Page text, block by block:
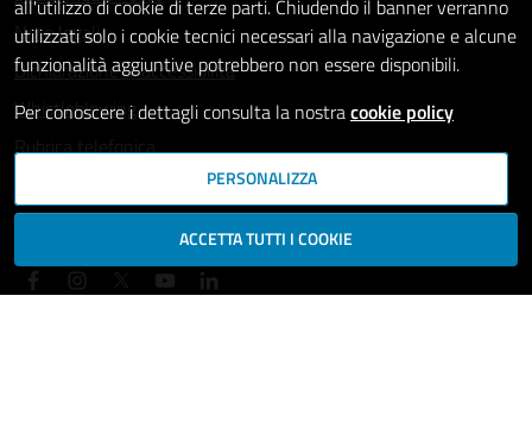
Note legali
Dichiarazione di accessibilità
Whistleblowing
Rubrica telefonica
SEGUICI SU
all'utilizzo di cookie di terze parti. Chiudendo il banner verranno
utilizzati solo i cookie tecnici necessari alla navigazione e alcune
funzionalità aggiuntive potrebbero non essere disponibili.
Per conoscere i dettagli consulta la nostracookie policy
PERSONALIZZA
ACCETTA TUTTI I COOKIE